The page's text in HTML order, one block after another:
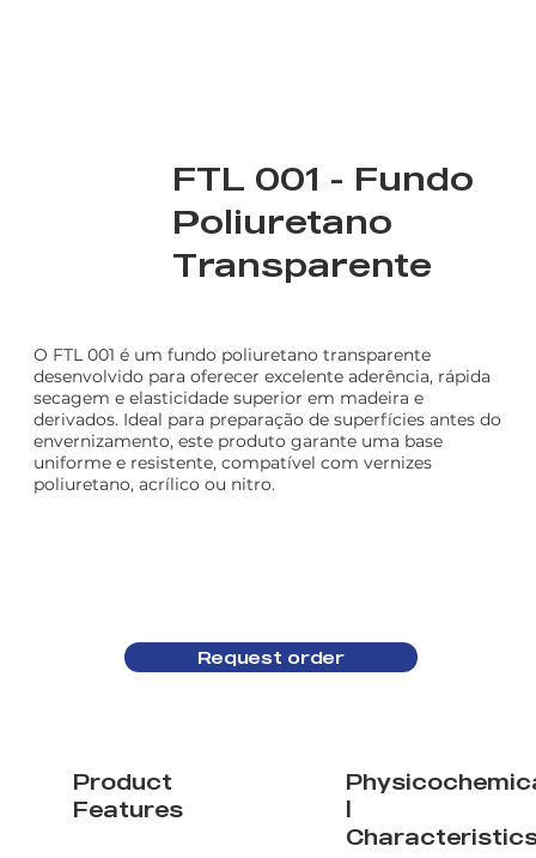
FTL 001 - Fundo
Poliuretano
Transparente
O FTL 001 é um fundo poliuretano transparente
desenvolvido para oferecer excelente aderência, rápida
secagem e elasticidade superior em madeira e
derivados. Ideal para preparação de superfícies antes do
envernizamento, este produto garante uma base
uniforme e resistente, compatível com vernizes
poliuretano, acrílico ou nitro.
Request order
Product
Features
l